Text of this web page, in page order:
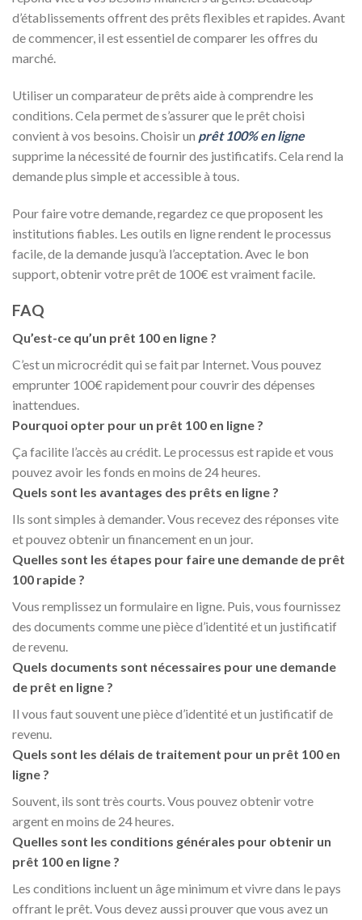
d’établissements offrent des prêts flexibles et rapides. Avant
de commencer, il est essentiel de comparer les offres du
marché.
Utiliser un comparateur de prêts aide à comprendre les
conditions. Cela permet de s’assurer que le prêt choisi
convient à vos besoins. Choisir un prêt 100% en ligne
supprime la nécessité de fournir des justificatifs. Cela rend la
demande plus simple et accessible à tous.
Pour faire votre demande, regardez ce que proposent les
institutions fiables. Les outils en ligne rendent le processus
facile, de la demande jusqu’à l’acceptation. Avec le bon
support, obtenir votre prêt de 100€ est vraiment facile.
FAQ
Qu’est-ce qu’un prêt 100 en ligne ?
C’est un microcrédit qui se fait par Internet. Vous pouvez
emprunter 100€ rapidement pour couvrir des dépenses
inattendues.
Pourquoi opter pour un prêt 100 en ligne ?
Ça facilite l’accès au crédit. Le processus est rapide et vous
pouvez avoir les fonds en moins de 24 heures.
Quels sont les avantages des prêts en ligne ?
Ils sont simples à demander. Vous recevez des réponses vite
et pouvez obtenir un financement en un jour.
Quelles sont les étapes pour faire une demande de prêt
100 rapide ?
Vous remplissez un formulaire en ligne. Puis, vous fournissez
des documents comme une pièce d’identité et un justificatif
de revenu.
Quels documents sont nécessaires pour une demande
de prêt en ligne ?
Il vous faut souvent une pièce d’identité et un justificatif de
revenu.
Quels sont les délais de traitement pour un prêt 100 en
ligne ?
Souvent, ils sont très courts. Vous pouvez obtenir votre
argent en moins de 24 heures.
Quelles sont les conditions générales pour obtenir un
prêt 100 en ligne ?
Les conditions incluent un âge minimum et vivre dans le pays
offrant le prêt. Vous devez aussi prouver que vous avez un